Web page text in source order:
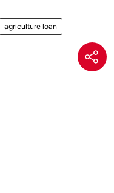
agriculture loan